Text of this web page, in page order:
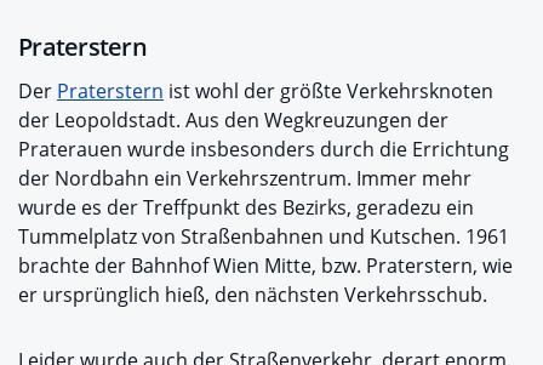
Praterstern
Der Praterstern ist wohl der größte Verkehrsknoten
der Leopoldstadt. Aus den Wegkreuzungen der
Praterauen wurde insbesonders durch die Errichtung
der Nordbahn ein Verkehrszentrum. Immer mehr
wurde es der Treffpunkt des Bezirks, geradezu ein
Tummelplatz von Straßenbahnen und Kutschen. 1961
brachte der Bahnhof Wien Mitte, bzw. Praterstern, wie
er ursprünglich hieß, den nächsten Verkehrsschub.